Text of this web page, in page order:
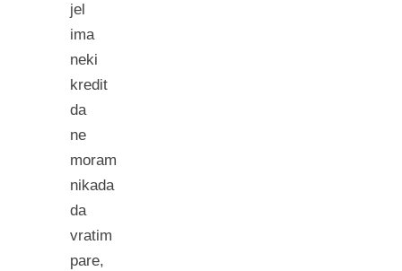
jel
ima
neki
kredit
da
ne
moram
nikada
da
vratim
pare,